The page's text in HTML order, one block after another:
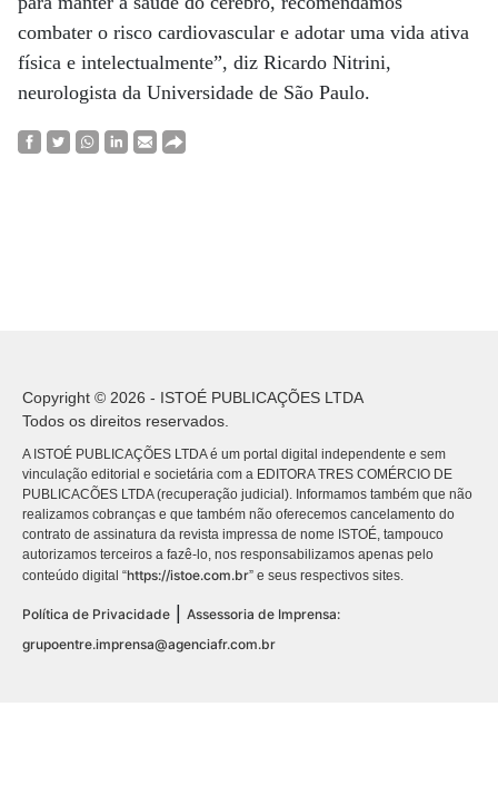
combater o risco cardiovascular e adotar uma vida ativa
física e intelectualmente”, diz Ricardo Nitrini,
neurologista da Universidade de São Paulo.
Copyright © 2026 - ISTOÉ PUBLICAÇÕES LTDA
Todos os direitos reservados.
A ISTOÉ PUBLICAÇÕES LTDA é um portal digital independente e sem
vinculação editorial e societária com a EDITORA TRES COMÉRCIO DE
PUBLICACÕES LTDA (recuperação judicial). Informamos também que não
realizamos cobranças e que também não oferecemos cancelamento do
contrato de assinatura da revista impressa de nome ISTOÉ, tampouco
autorizamos terceiros a fazê-lo, nos responsabilizamos apenas pelo
conteúdo digital “https://istoe.com.br” e seus respectivos sites.
Política de Privacidade
Assessoria de Imprensa:
grupoentre.imprensa@agenciafr.com.br